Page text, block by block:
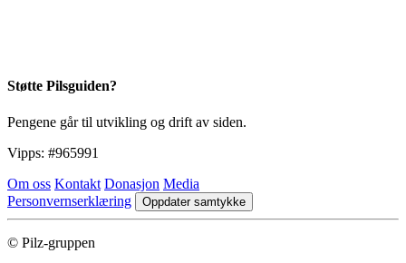
Støtte Pilsguiden?
Pengene går til utvikling og drift av siden.
Vipps: #965991
Om oss Kontakt Donasjon Media
Personvernserklæring
Oppdater samtykke
© Pilz-gruppen